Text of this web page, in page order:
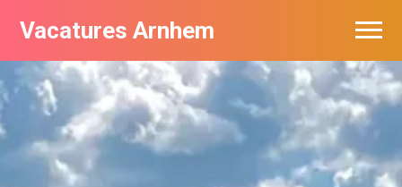
Vacatures Arnhem
Vacatures per bedrijf in Arnhem
Nieuwsbrief feed